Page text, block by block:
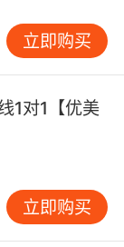
立即购买
1对1【优美
立即购买